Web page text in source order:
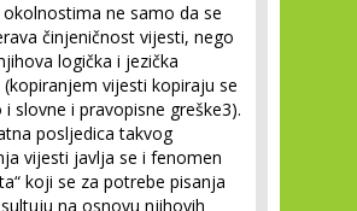
ne samo da se
činjeničnost vijesti, nego
logička i jezička
vijesti kopiraju se
slovne i pravopisne greške3).
posljedica takvog
vijesti javlja se i fenomen
koji se za potrebe pisanja
na osnovu njihovih